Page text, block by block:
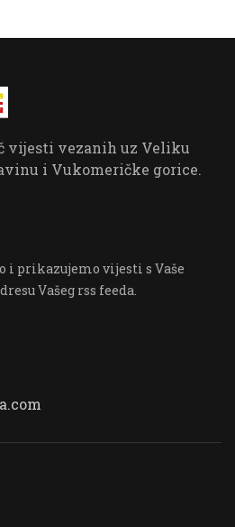
vijesti vezanih uz Veliku
i Vukomeričke gorice.
i prikazujemo vijesti s Vaše
Vašeg rss feeda.